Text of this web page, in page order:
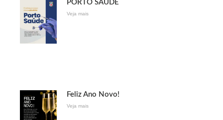
PORTO SAÚDE
Veja mais
Feliz Ano Novo!
Veja mais